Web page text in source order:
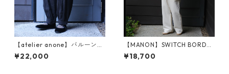
【atelier anone】バルーンパ
ンツ（an2576）
¥22,000
【MANON】SWITCH BORDE
R MESH LINEN P.O SHT (MNN
-SH-279)
¥18,700